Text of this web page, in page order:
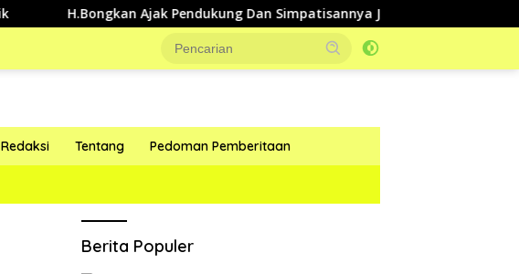
H.Bongkan Ajak Pendukung Dan Simpatisannya Jaga Kondusifitas Selama
Redaksi Tentang Pedoman Pemberitaan
Berita Populer